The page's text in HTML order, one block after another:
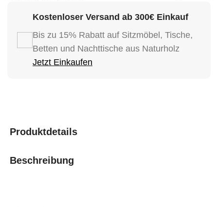
Kostenloser Versand ab 300€ Einkauf
Bis zu 15% Rabatt auf Sitzmöbel, Tische,
Betten und Nachttische aus Naturholz
Jetzt Einkaufen
Produktdetails
Beschreibung